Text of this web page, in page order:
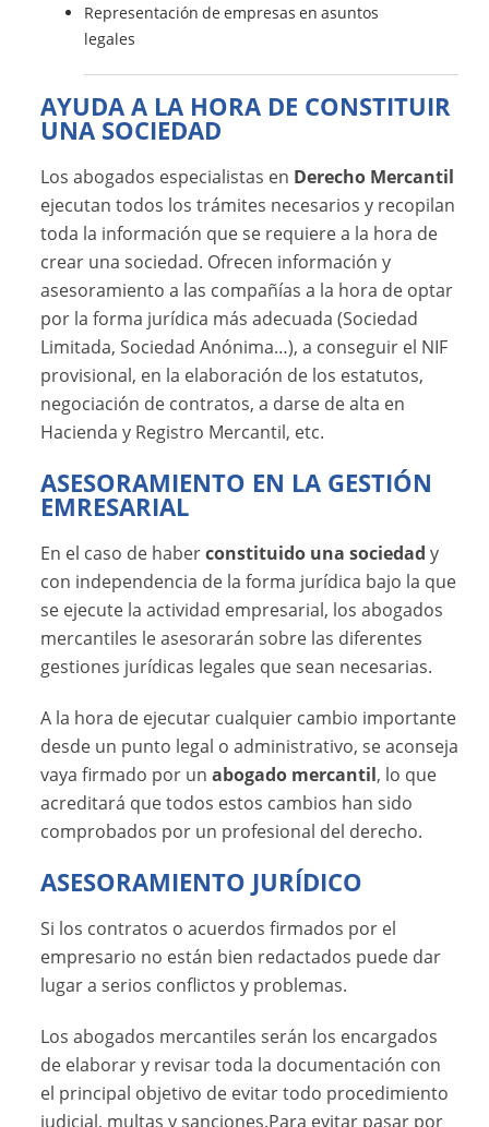
Representación de empresas en asuntos
legales
AYUDA A LA HORA DE CONSTITUIR
UNA SOCIEDAD
Los abogados especialistas en Derecho Mercantil
ejecutan todos los trámites necesarios y recopilan
toda la información que se requiere a la hora de
crear una sociedad. Ofrecen información y
asesoramiento a las compañías a la hora de optar
por la forma jurídica más adecuada (Sociedad
Limitada, Sociedad Anónima…), a conseguir el NIF
provisional, en la elaboración de los estatutos,
negociación de contratos, a darse de alta en
Hacienda y Registro Mercantil, etc.
ASESORAMIENTO EN LA GESTIÓN
EMRESARIAL
En el caso de haberconstituido una sociedad y
con independencia de la forma jurídica bajo la que
se ejecute la actividad empresarial, los abogados
mercantiles le asesorarán sobre las diferentes
gestiones jurídicas legales que sean necesarias.
A la hora de ejecutar cualquier cambio importante
desde un punto legal o administrativo, se aconseja
vaya firmado por unabogado mercantil, lo que
acreditará que todos estos cambios han sido
comprobados por un profesional del derecho.
ASESORAMIENTO JURÍDICO
Si los contratos o acuerdos firmados por el
empresario no están bien redactados puede dar
lugar a serios conflictos y problemas.
Los abogados mercantiles serán los encargados
de elaborar y revisar toda la documentación con
el principal objetivo de evitar todo procedimiento
judicial, multas y sanciones.Para evitar pasar por